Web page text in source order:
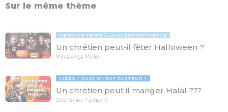
Sur le même thème
MESSAGE TEXTE LA QUESTION TABOUE
Un chrétien peut-il fêter Halloween ?
Marie-Ange Muller
17:21
VIDÉO QUOI D'NEUF PASTEUR ?
Un chrétien peut il manger Halal ???
Quoi d'neuf Pasteur ?